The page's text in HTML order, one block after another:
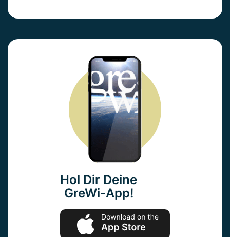
Hol Dir Deine
GreWi-App!